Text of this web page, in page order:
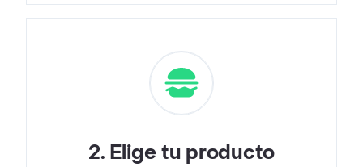
2. Elige tu producto